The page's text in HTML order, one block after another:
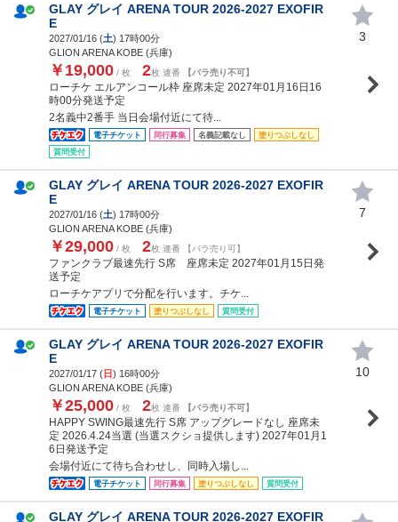
GLAY グレイ ARENA TOUR 2026-2027 EXOFIR
E
2027/01/16 (土) 17時00分
GLION ARENA KOBE (兵庫)
￥19,000 / 枚 2枚 連番 【バラ売り不可】
ローチケ エルアンコール枠 座席未定 2027年01月16日16
時00分発送予定
2名義中2番手 当日会場付近にて待...
電子チケット 同行募集 名義記載なし
塗りつぶしなし
質問受付
3
GLAY グレイ ARENA TOUR 2026-2027 EXOFIR
E
2027/01/16 (土) 17時00分
GLION ARENA KOBE (兵庫)
￥29,000 / 枚 2枚 連番 【バラ売り可】
ファンクラブ最速先行 S席 座席未定 2027年01月15日発
送予定
ローチケアプリで分配を行います。チケ...
電子チケット 塗りつぶしなし 質問受付
7
GLAY グレイ ARENA TOUR 2026-2027 EXOFIR
E
2027/01/17 (日) 16時00分
GLION ARENA KOBE (兵庫)
￥25,000 / 枚 2枚 連番 【バラ売り不可】
HAPPY SWING最速先行 S席 アップグレードなし 座席未
定 2026.4.24当選 (当選スクショ提供します) 2027年01月1
6日発送予定
会場付近にて待ち合わせし、同時入場し...
電子チケット 同行募集 塗りつぶしなし 質問受付
10
GLAY グレイ ARENA TOUR 2026-2027 EXOFIR